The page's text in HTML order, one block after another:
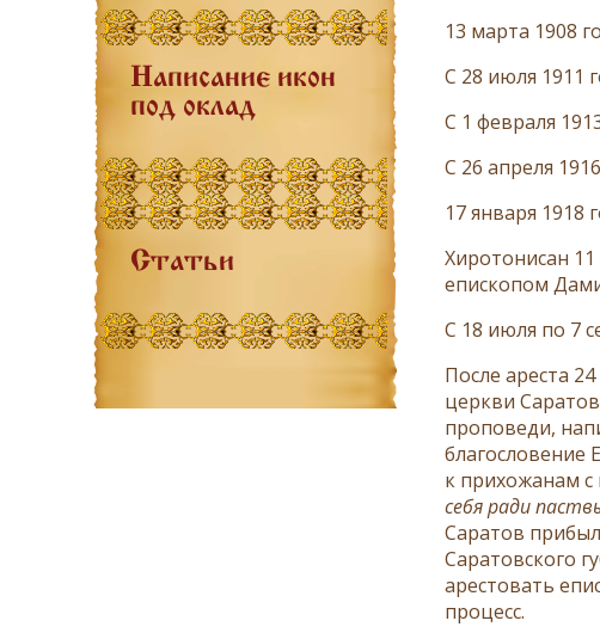
Написание икон
под оклад
Статьи
13 марта 1908
С 28 июля 1911
С 1 февраля
С 26 апреля
17 января 1918
Хиротонисан
епископом
С 18 июля по 7
После ареста
церкви
проповеди,
благословение
к прихожанам с
себя ради
Саратов
Саратовского
арестовать
процесс.